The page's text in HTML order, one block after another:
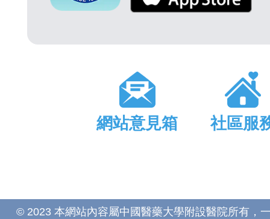
網站意見箱 社區服
© 2023 本網站內容屬中國醫藥大學附設醫院所有，